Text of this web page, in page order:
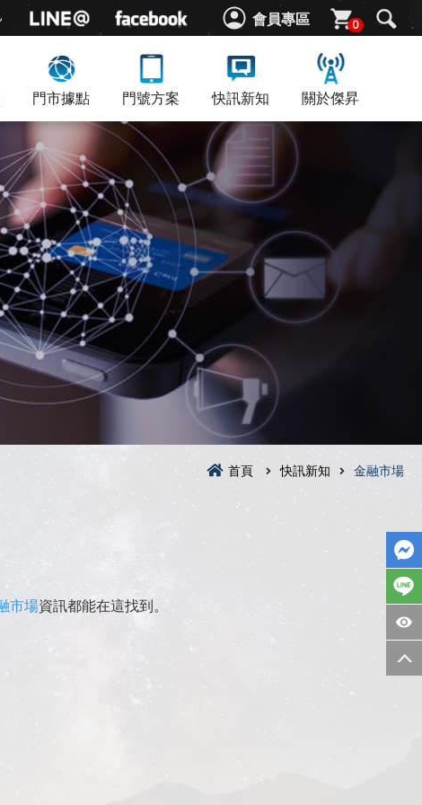
會員專區 0
門市據點 門號方案 快訊新知 關於傑昇
首頁 快訊新知 金融市場
市場資訊都能在這找到。